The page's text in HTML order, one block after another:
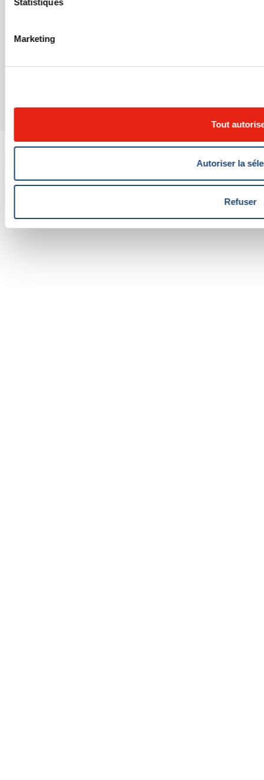
Statistiques
Marketing
Tout
Autoriser la
Refuser
Avertissement
Plaintes fournisseurs (AMP)